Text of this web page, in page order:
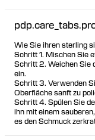
Wie Sie ihren sterling
Schritt 1. Mischen Sie
Schritt 2. Weichen Sie
ein.
Schritt 3. Verwenden
Oberfläche sanft zu
Schritt 4. Spülen Sie
ihn mit einem
es den Schmuck